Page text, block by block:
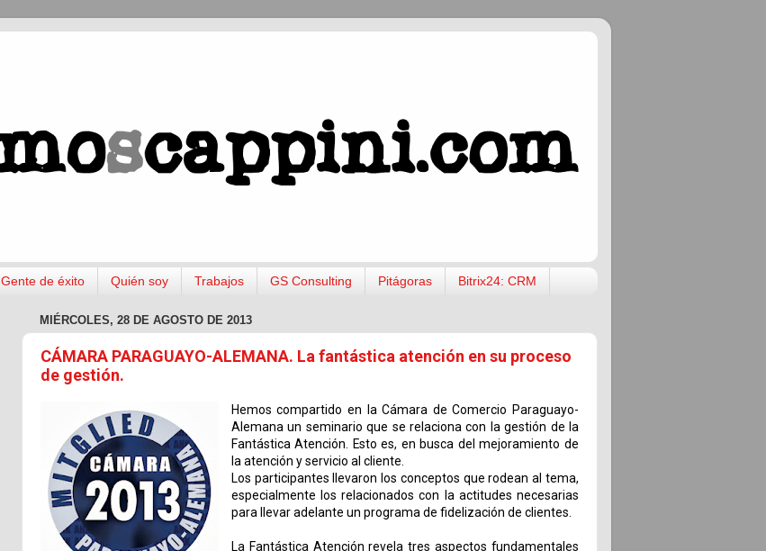
Gente de éxito Quién soy Trabajos GS Consulting Pitágoras Bitrix24: CRM
MIÉRCOLES, 28 DE AGOSTO DE 2013
CÁMARA PARAGUAYO-ALEMANA. La fantástica atención en su proceso
de gestión.
Hemos compartido en la Cámara de Comercio Paraguayo-
Alemana un seminario que se relaciona con la gestión de la
Fantástica Atención. Esto es, en busca del mejoramiento de
la atención y servicio al cliente.
Los participantes llevaron los conceptos que rodean al tema,
especialmente los relacionados con la actitudes necesarias
para llevar adelante un programa de fidelización de clientes.
La Fantástica Atención revela tres aspectos fundamentales